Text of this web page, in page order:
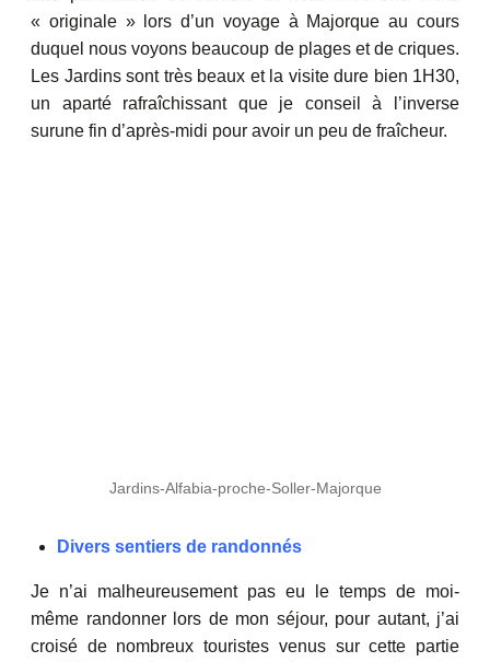
« originale » lors d’un voyage à Majorque au cours
duquel nous voyons beaucoup de plages et de criques.
Les Jardins sont très beaux et la visite dure bien 1H30,
un aparté rafraîchissant que je conseil à l’inverse
surune fin d’après-midi pour avoir un peu de fraîcheur.
Jardins-Alfabia-proche-Soller-Majorque
Divers sentiers de randonnés
Je n’ai malheureusement pas eu le temps de moi-
même randonner lors de mon séjour, pour autant, j’ai
croisé de nombreux touristes venus sur cette partie